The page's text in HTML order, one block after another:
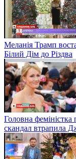
Меланія Трамп
Білий Дім до Різдва
Головна
скандал втрапила